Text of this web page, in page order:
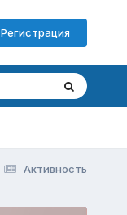
Регистрация
Активность